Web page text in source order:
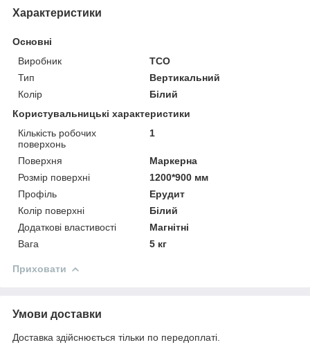
Характеристики
Основні
Виробник
ТСО
Тип
Вертикальний
Колір
Білий
Користувальницькі характеристики
Кількість робочих
поверхонь
1
Поверхня
Маркерна
Розмір поверхні
1200*900 мм
Профіль
Ерудит
Колір поверхні
Білий
Додаткові властивості
Магнітні
Вага
5 кг
Приховати
Умови доставки
Доставка здійснюється тільки по передоплаті.